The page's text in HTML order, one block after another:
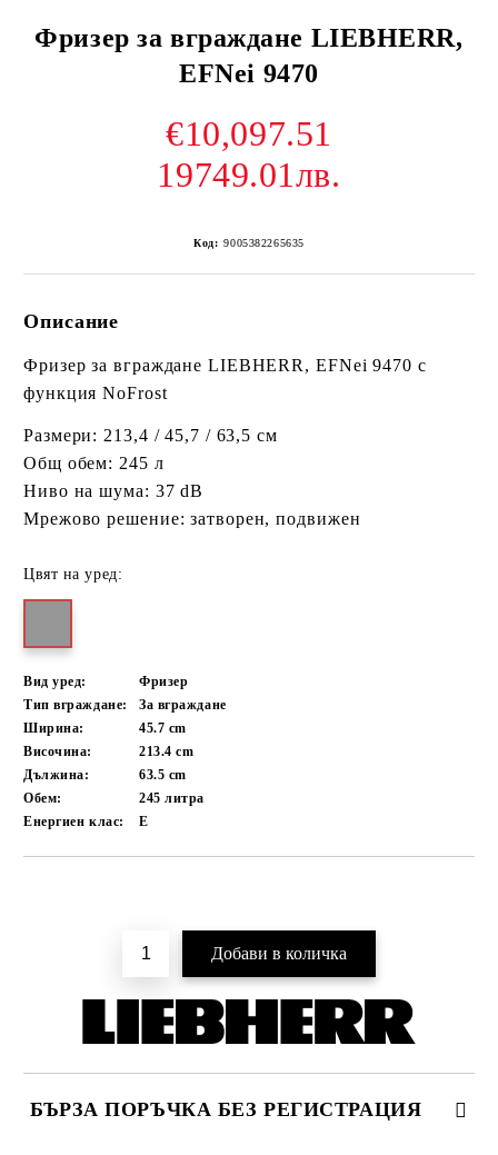
Фризер за вграждане LIEBHERR,
EFNei 9470
€10,097.51
19749.01лв.
Код: 9005382265635
Описание
Фризер за вграждане LIEBHERR, EFNei 9470 с
функция NoFrost
Размери: 213,4 / 45,7 / 63,5 см
Общ обем: 245 л
Ниво на шума: 37 dB
Мрежово решение: затворен, подвижен
Цвят на уред:
Вид уред:
Фризер
Тип вграждане:
За вграждане
Ширина:
45.7 cm
Височина:
213.4cm
Дължина:
63.5 cm
Обем:
245литра
Енергиен клас:
E
БЪРЗА ПОРЪЧКА БЕЗ РЕГИСТРАЦИЯ